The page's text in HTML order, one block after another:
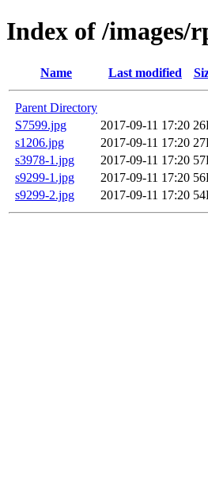
Index of /images/
Name Last modified
Parent Directory
S7599.jpg
2017-09-11 17:20
s1206.jpg
2017-09-11 17:20
s3978-1.jpg
2017-09-11 17:20
s9299-1.jpg
2017-09-11 17:20
s9299-2.jpg
2017-09-11 17:20